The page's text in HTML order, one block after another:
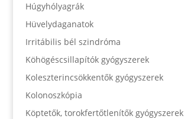
Húgyhólyagrák
Hüvelydaganatok
Irritábilis bél szindróma
Köhögéscsillapítók gyógyszerek
Koleszterincsökkentők gyógyszerek
Kolonoszkópia
Köptetők, torokfertőtlenítők gyógyszerek